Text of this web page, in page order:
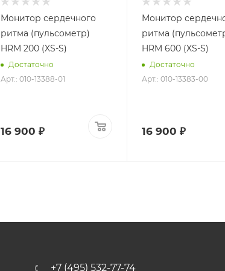
Монитор сердечного
ритма (пульсометр)
HRM 200 (XS-S)
Достаточно
Арт.: 010-13388-01
16 900 ₽
Монитор
ритма
HRM 600 (XS-S)
Достаточно
Арт.: 010-13383-00
16 900 ₽
+7 (495) 532-77-74